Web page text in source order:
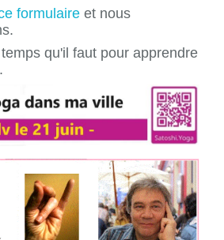
formulaire et nous
qu'il faut pour apprendre